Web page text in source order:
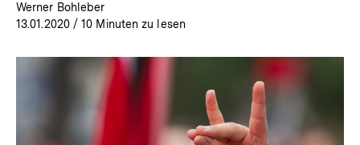
Werner Bohleber
13.01.2020/ 10 Minuten zu lesen